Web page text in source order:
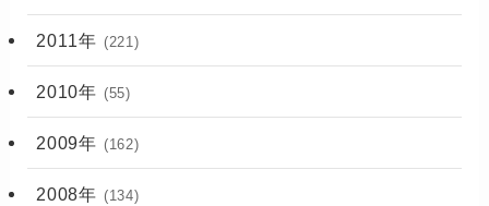
2011年 (221)
2010年 (55)
2009年 (162)
2008年 (134)